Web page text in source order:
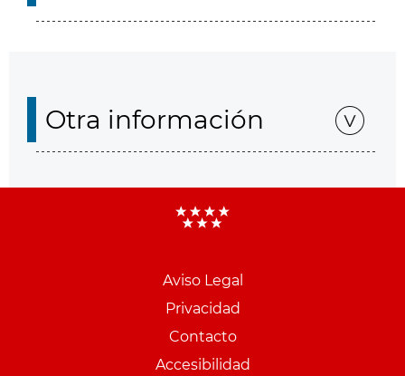
Otra información
Aviso Legal
Privacidad
Contacto
Accesibilidad